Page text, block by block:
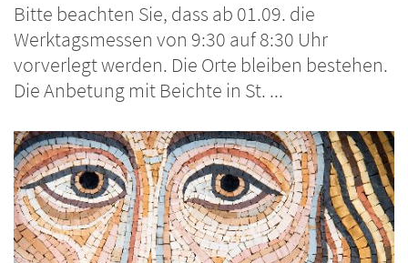
Bitte beachten Sie, dass ab 01.09. die
Werktagsmessen von 9:30 auf 8:30 Uhr
vorverlegt werden. Die Orte bleiben bestehen.
Die Anbetung mit Beichte in St. ...